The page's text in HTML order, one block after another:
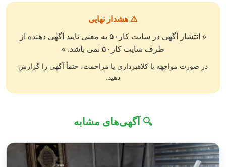
⚠️ هشدار نهایی
« انتشار آگهی در سایت کار۵۰ به معنی تایید آگهی دهنده از
طرف سایت کار۵۰ نمی باشد. »
در صورت مواجهه با کلاهبرداری یا مزاحمت، حتماً آگهی را گزارش
دهید.
🔍 آگهی‌های مشابه